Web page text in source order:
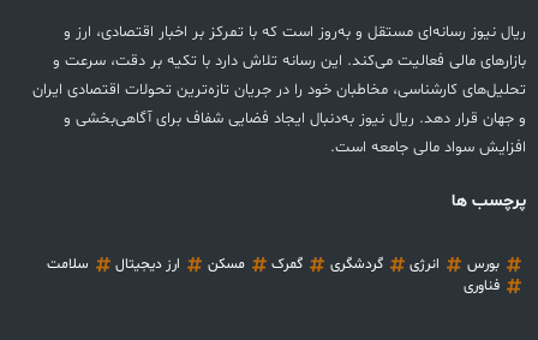
ریال نیوز رسانه‌ای مستقل و به‌روز است که با تمرکز بر اخبار اقتصادی، ارز و
بازارهای مالی فعالیت می‌کند. این رسانه تلاش دارد با تکیه بر دقت، سرعت و
تحلیل‌های کارشناسی، مخاطبان خود را در جریان تازه‌ترین تحولات اقتصادی ایران
و جهان قرار دهد. ریال نیوز به‌دنبال ایجاد فضایی شفاف برای آگاهی‌بخشی و
افزایش سواد مالی جامعه است.
پرچسب ها
بورس انرژی گردشگری گمرک مسکن ارز دیجیتال
سلامت
فناوری